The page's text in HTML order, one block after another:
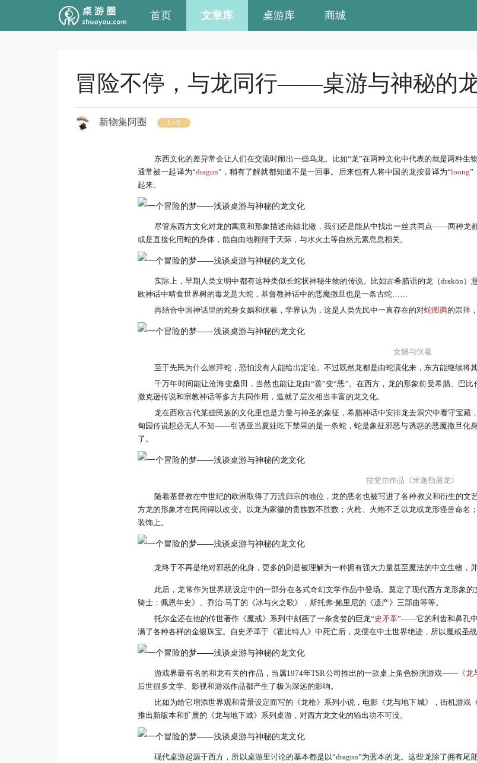
首页 文章库 桌游库 商城
冒险不停，与龙同行——桌游与神秘的
新物集阿圈 Lv9
东西文化的差异常会让人们在交流时闹出一些乌龙。比如“龙”在两种文化中代表的就是两种
通常被一起译为“dragon”，稍有了解就都知道不是一回事。后来也有人将中国的龙按音译为“loong”
起来。
尽管东西方文化对龙的寓意和形象描述南辕北辙，我们还是能从中找出一丝共同点——两种龙
或是直接化用蛇的身体，能自由地翱翔于天际，与水火土等自然元素息息相关。
实际上，早期人类文明中都有这种类似长蛇状神秘生物的传说。比如古希腊语的龙（drakōn）
欧神话中啃食世界树的毒龙是大蛇，基督教神话中的恶魔撒旦也是一条古蛇……
再结合中国神话里的蛇身女娲和伏羲，学界认为，这是人类先民中一直存在的对蛇图腾的崇拜
女娲与伏羲
至于先民为什么崇拜蛇，恐怕没有人能给出定论。不过既然龙都是由蛇演化来，东方能继续将
千万年时间能让沧海变桑田，当然也能让龙由“善”变“恶”。在西方，龙的形象前受希腊、巴
撒克逊传说和宗教神话等多方共同作用，造就了层次相当丰富的龙文化。
龙在西欧古代某些民族的文化里也是力量与神圣的象征，希腊神话中安排龙去洞穴中看守宝
甸园传说想必无人不知——引诱亚当夏娃吃下禁果的是一条蛇，蛇是象征邪恶与诱惑的恶魔撒旦化
了。
拉斐尔作品《米迦勒屠龙》
随着基督教在中世纪的欧洲取得了万流归宗的地位，龙的恶名也被写进了各种教义和衍生的
方龙的形象才在民间得以改变。以龙为家徽的贵族数不胜数；火枪、火炮不乏以龙或龙形怪兽命名
装饰上。
龙终于不再是绝对邪恶的化身，更多的则是被理解为一种拥有强大力量甚至魔法的中立生物，
此后，龙常作为世界观设定中的一部分在各式奇幻文学作品中登场。奠定了现代西方龙形象
骑士：佩恩年史》、乔治·马丁的《冰与火之歌》，斯托弗·鲍里尼的《遗产》三部曲等等。
托尔金还在他的传世著作《魔戒》系列中刻画了一条贪婪的巨龙“史矛革”——它的利齿和鼻孔
满了各种各样的金银珠宝。自史矛革于《霍比特人》中死亡后，龙便在中土世界绝迹，所以魔戒圣战
游戏界最有名的和龙有关的作品，当属1974年TSR公司推出的一款桌上角色扮演游戏——《龙
后世很多文学、影视和游戏作品都产生了极为深远的影响。
比如为给它增添世界观和背景设定而写的《龙枪》系列小说，电影《龙与地下城》，街机游
推出新版本和扩展的《龙与地下城》系列桌游，对西方龙文化的输出功不可没。
现代桌游起源于西方，所以桌游里讨论的基本都是以“dragon”为蓝本的龙。这些龙除了拥有